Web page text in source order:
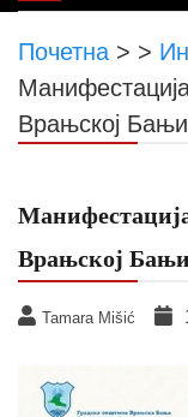
Почетна > >
Врањској Бањи
Врањској Бањи
Tamara Mišić